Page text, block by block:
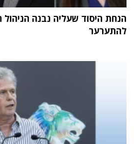
הנחת היסוד שעליה נבנה הניהול
להתערער